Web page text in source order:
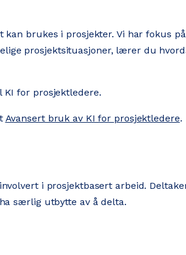
brukes i prosjekter. Vi har fokus
prosjektsituasjoner, lærer du
for prosjektledere.
Avansert bruk av KI for prosjektledere.
i prosjektbasert arbeid.
særlig utbytte av å delta.